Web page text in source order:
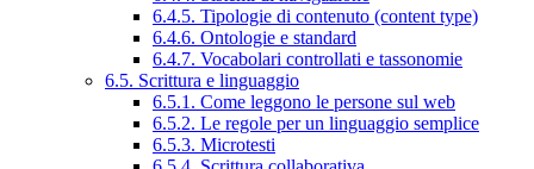
6.4.5. Tipologie di contenuto (content type)
6.4.6. Ontologie e standard
6.4.7. Vocabolari controllati e tassonomie
6.5. Scrittura e linguaggio
6.5.1. Come leggono le persone sul web
6.5.2. Le regole per un linguaggio semplice
6.5.3. Microtesti